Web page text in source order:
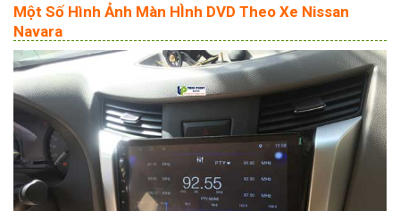
Một Số Hình Ảnh Màn HÌnh DVD Theo Xe Nissan
Navara